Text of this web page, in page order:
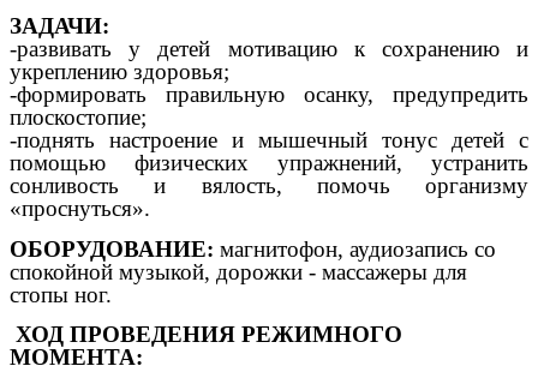
ЗАДАЧИ:
-развивать у детей мотивацию к сохранению и
укреплению здоровья;
-формировать правильную осанку, предупредить
плоскостопие;
-поднять настроение и мышечный тонус детей с
помощью физических упражнений, устранить
сонливость и вялость, помочь организму
«проснуться».
ОБОРУДОВАНИЕ: магнитофон, аудиозапись со
спокойной музыкой, дорожки - массажеры для
стопы ног.
ХОД ПРОВЕДЕНИЯ РЕЖИМНОГО
МОМЕНТА: